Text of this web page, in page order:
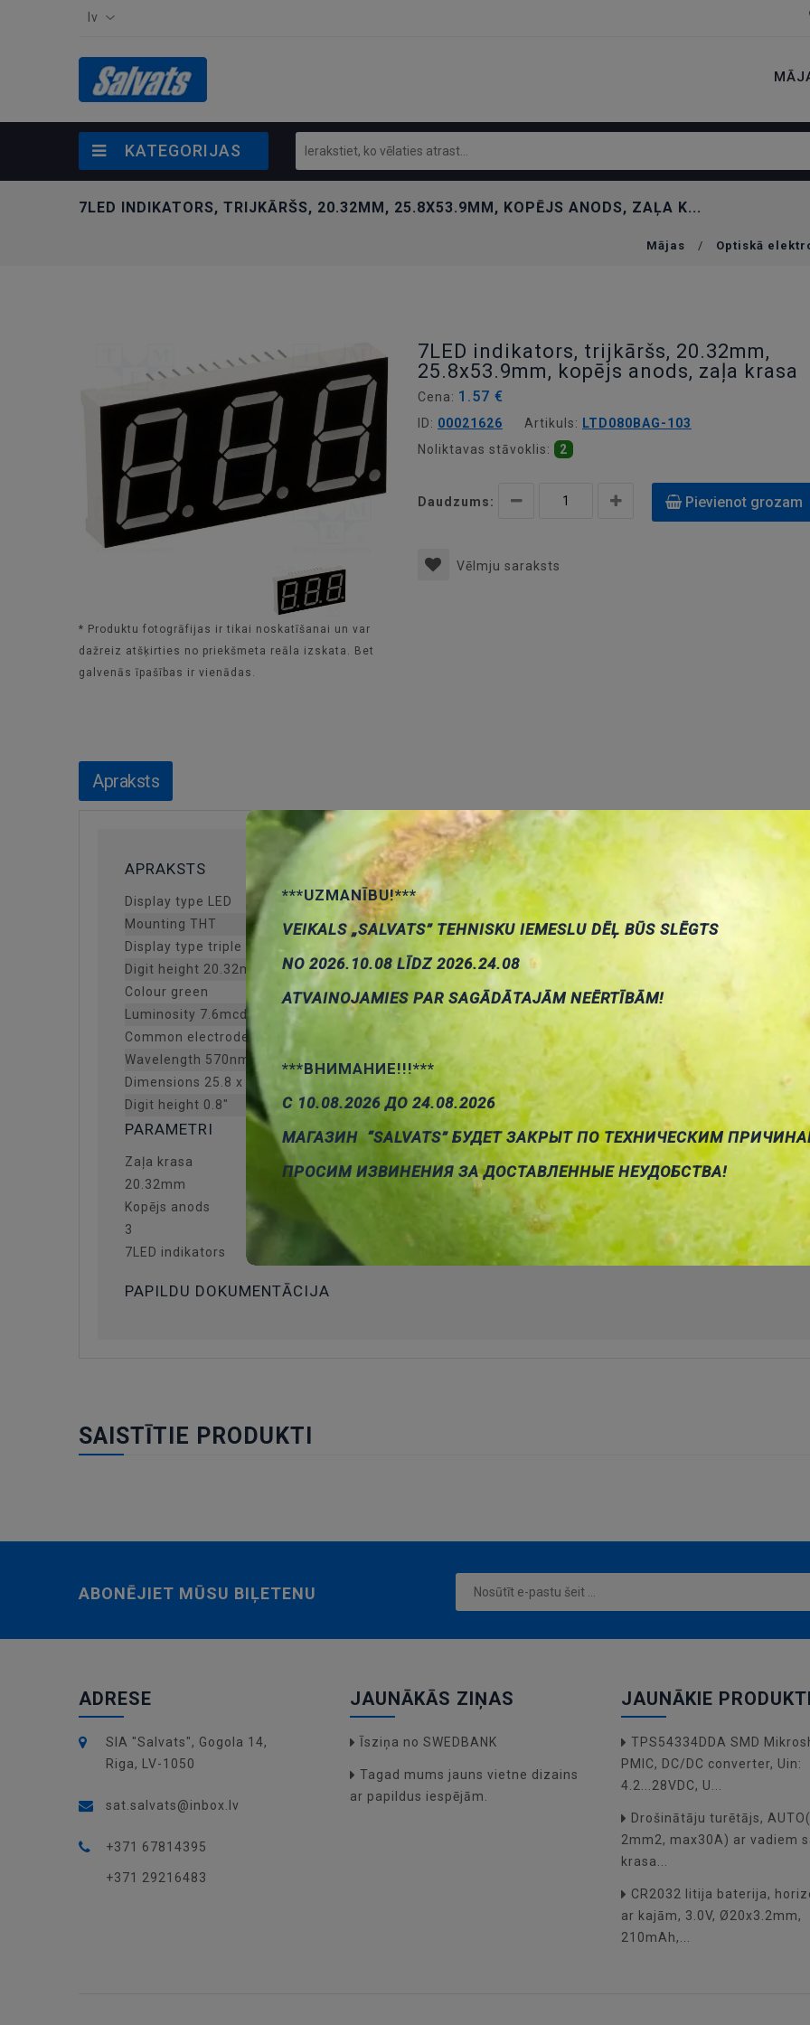
lv
KATEGORIJAS
7LED INDIKATORS, TRIJKĀRŠS, 20.32MM, 25.8X53.9MM, KOPĒJS ANODS, ZAĻA K...
Mājas / Optiskā
* Produktu fotogrāfijas ir tikai noskatīšanai un var
dažreiz atšķirties no priekšmeta reāla izskata. Bet
galvenās īpašības ir vienādas.
7LED indikators, trijkāršs, 20.32mm,
25.8x53.9mm, kopējs anods, zaļa krasa
Cena: 1.57 €
ID: 00021626 Artikuls: LTD080BAG-103
Noliktavas stāvoklis:
2
Daudzums: Pievienot grozam
Vēlmju saraksts
Apraksts
APRAKSTS
Display type LED
Mounting THT
Display type triple 7-segment
Digit height 20.32mm
Colour green
Luminosity 7.6mcd
Common electrode anode
Wavelength 570nm
Dimensions 25.8 x 53.9mm
Digit height 0.8"
PARAMETRI
Zaļa krasa
20.32mm
Kopējs anods
3
7LED indikators
PAPILDU DOKUMENTĀCIJA
SAISTĪTIE PRODUKTI
ABONĒJIET MŪSU BIĻETENU
ADRESE
SIA "Salvats", Gogola 14,
Riga, LV-1050
sat.salvats@inbox.lv
+371 67814395
+371 29216483
JAUNĀKĀS ZIŅAS
Īsziņa no SWEDBANK
Tagad mums jauns vietne dizains
ar papildus iespējām.
JAUNĀKIE
TPS54334DDA SMD
PMIC, DC/DC converter, Uin:
4.2...28VDC, U...
Drošinātāju turētājs,
2mm2, max30A) ar vadiem
krasa...
CR2032 litija baterija,
ar kajām, 3.0V, Ø20x3.2mm,
210mAh,...
***UZMANĪBU!***
VEIKALS „SALVATS” TEHNISKU IEMESLU DĒĻ BŪS SLĒGTS
NO 2026.10.08 LĪDZ 2026.24.08
ATVAINOJAMIES PAR SAGĀDĀTAJĀM NEĒRTĪBĀM!
***ВНИМАНИЕ!!!***
С 10.08.2026 ДО 24.08.2026
МАГАЗИН “SALVATS” БУДЕТ ЗАКРЫТ ПО ТЕХНИЧЕСКИМ
ПРОСИМ ИЗВИНЕНИЯ ЗА ДОСТАВЛЕННЫЕ НЕУДОБСТВА!